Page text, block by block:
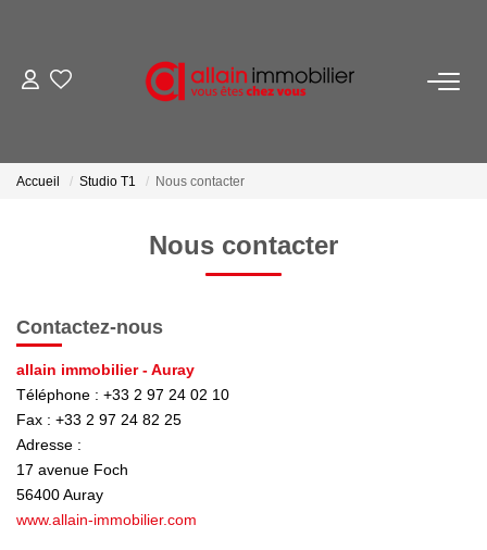
LOCATIONS
ESTIMATION
NOS AGENCES
Accueil Studio T1 Nous contacter
Nous contacter
Contactez-nous
allain immobilier - Auray
Téléphone : +33 2 97 24 02 10
Fax : +33 2 97 24 82 25
Adresse :
17 avenue Foch
56400Auray
www.allain-immobilier.com